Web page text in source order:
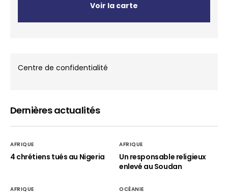
Voir la carte
Centre de confidentialité
Dernières actualités
AFRIQUE
4 chrétiens tués au Nigeria
AFRIQUE
Un responsable religieux
enlevé au Soudan
AFRIQUE OCÉANIE